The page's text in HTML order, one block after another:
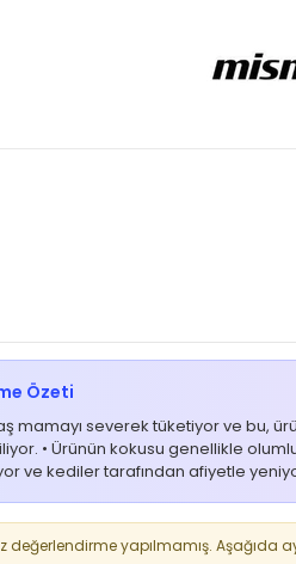
Özeti
mamayı severek tüketiyor ve bu,
• Ürünün kokusu genellikle
ve kediler tarafından afiyetle
değerlendirme yapılmamış. Aşağıda